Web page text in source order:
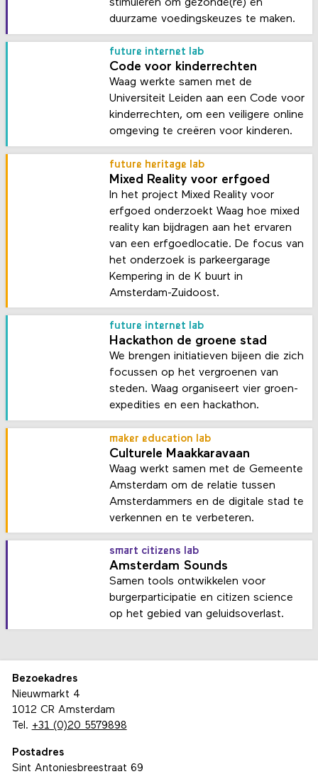
stimuleren om gezonde(re) en
duurzame voedingskeuzes te maken.
future internet lab
Code voor kinderrechten
Waag werkte samen met de
Universiteit Leiden aan een Code voor
kinderrechten, om een veiligere online
omgeving te creëren voor kinderen.
future heritage lab
Mixed Reality voor erfgoed
In het project Mixed Reality voor
erfgoed onderzoekt Waag hoe mixed
reality kan bijdragen aan het ervaren
van een erfgoedlocatie. De focus van
het onderzoek is parkeergarage
Kempering in de K buurt in
Amsterdam-Zuidoost.
future internet lab
Hackathon de groene stad
We brengen initiatieven bijeen die zich
focussen op het vergroenen van
steden. Waag organiseert vier groen-
expedities en een hackathon.
maker education lab
Culturele Maakkaravaan
Waag werkt samen met de Gemeente
Amsterdam om de relatie tussen
Amsterdammers en de digitale stad te
verkennen en te verbeteren.
smart citizens lab
Amsterdam Sounds
Samen tools ontwikkelen voor
burgerparticipatie en citizen science
op het gebied van geluidsoverlast.
Bezoekadres
Nieuwmarkt 4
1012 CR Amsterdam
Tel. +31 (0)20 5579898
Postadres
Sint Antoniesbreestraat 69